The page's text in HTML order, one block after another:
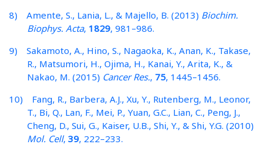
8) Amente, S., Lania, L., & Majello, B. (2013) Biochim.
Biophys. Acta, 1829, 981–986.
9) Sakamoto, A., Hino, S., Nagaoka, K., Anan, K., Takase,
R., Matsumori, H., Ojima, H., Kanai, Y., Arita, K., &
Nakao, M. (2015) Cancer Res., 75, 1445–1456.
10) Fang, R., Barbera, A.J., Xu, Y., Rutenberg, M., Leonor,
T., Bi, Q., Lan, F., Mei, P., Yuan, G.C., Lian, C., Peng, J.,
Cheng, D., Sui, G., Kaiser, U.B., Shi, Y., & Shi, Y.G. (2010)
Mol. Cell, 39, 222–233.